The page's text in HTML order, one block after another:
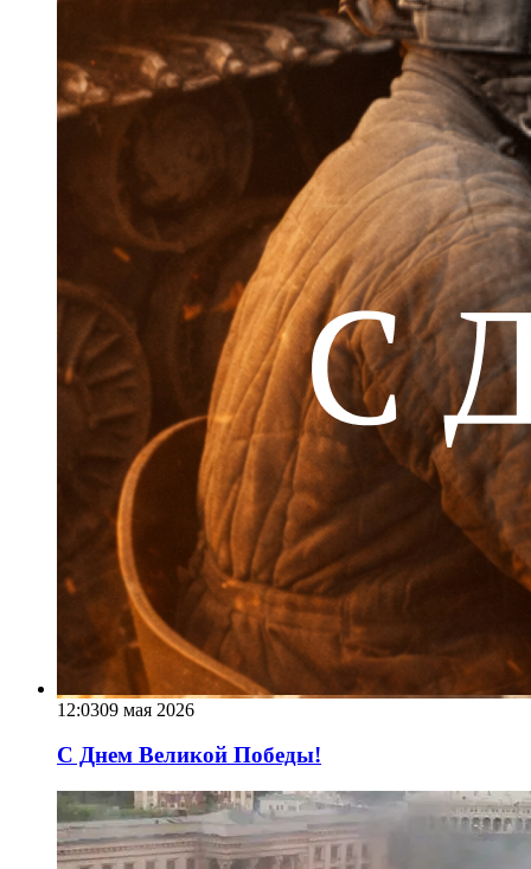
12:0309 мая 2026
С Днем Великой Победы!